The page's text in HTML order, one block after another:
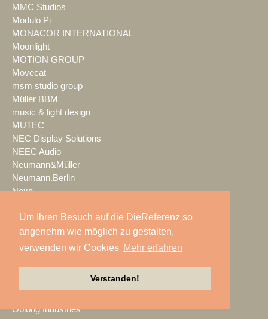
Um Ihren Besuch auf die DieReferenz so
angenehm wie möglich zu gestalten,
verwenden wir Cookies Mehr erfahren
Verstanden!
MMC Studios
Modulo Pi
MONACOR INTERNATIONAL
Moonlight
MOTION GROUP
Movecat
msm studio group
Müller BBM
music & light design
MUTEC
NEC Display Solutions
NEEC Audio
Neumann&Müller
Neumann.Berlin
Nexo
NIEMEIER Event Tools
NIYU.productions
nobeo
NPB Veranstaltungstechnik
Oblong Industries